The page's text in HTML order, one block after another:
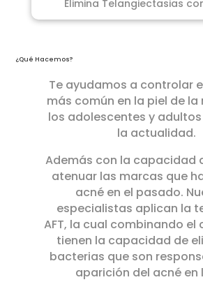
Elimina Telangiectasias
¿Qué Hacemos?
Te ayudamos a controlar
más común en la piel de
los adolescentes y
la actualidad.
Además con la capacidad
atenuar las marcas que
acné en el pasado.
especialistas aplican la
AFT, la cual combinando el
tienen la capacidad de
bacterias que son
aparición del acné en